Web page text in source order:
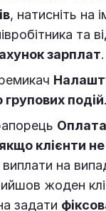
, натисніть на
та
зарплат.
подій.
Оплата
якщо клієнти
на
жоден
задати